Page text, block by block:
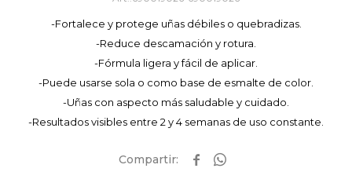
-Fortalece y protege uñas débiles o quebradizas.
-Reduce descamación y rotura.
-Fórmula ligera y fácil de aplicar.
-Puede usarse sola o como base de esmalte de color.
-Uñas con aspecto más saludable y cuidado.
-Resultados visibles entre 2 y 4 semanas de uso constante.
 